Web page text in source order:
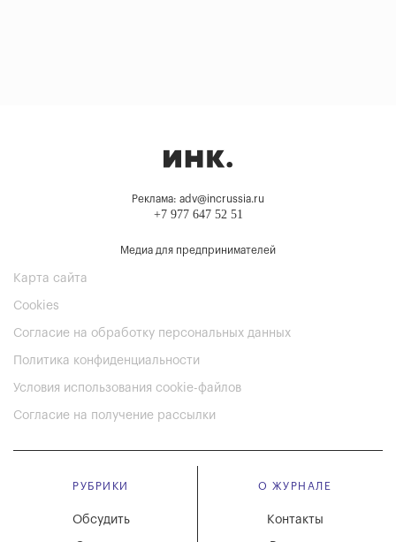
Реклама: adv@incrussia.ru
+7 977 647 52 51
Медиа для предпринимателей
Карта сайта
Cookies
Согласие на обработку персональных данных
Политика конфиденциальности
Условия использования cookie-файлов
Согласие на получение рассылки
РУБРИКИ
Обсудить
О ЖУРНАЛЕ
Контакты